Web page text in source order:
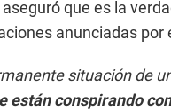
que es la
anunciadas por
situación de
están conspirando